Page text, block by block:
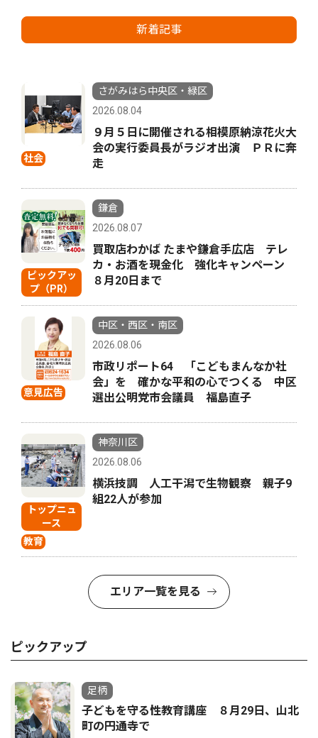
新着記事
社会
さがみはら中央区・緑区
2026.08.04
９月５日に開催される相模原納涼花火大
会の実行委員長がラジオ出演 ＰＲに奔
走
ピックアッ
プ（PR）
鎌倉
2026.08.07
買取店わかば たまや鎌倉手広店 テレ
カ・お酒を現金化 強化キャンペーン
８月20日まで
意見広告
中区・西区・南区
2026.08.06
市政リポート64 「こどもまんなか社
会」を 確かな平和の心でつくる 中区
選出公明党市会議員 福島直子
トップニュ
ース
教育
神奈川区
2026.08.06
横浜技調 人工干潟で生物観察 親子9
組22人が参加
エリア一覧を見る
ピックアップ
足柄
子どもを守る性教育講座 ８月29日、山北
町の円通寺で